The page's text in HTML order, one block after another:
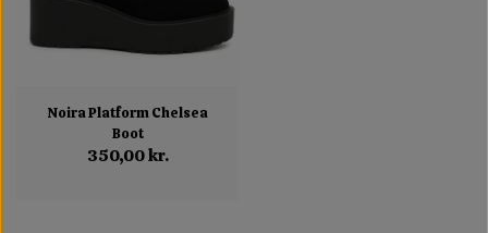
Noira Platform Chelsea
Boot
350,00 kr.